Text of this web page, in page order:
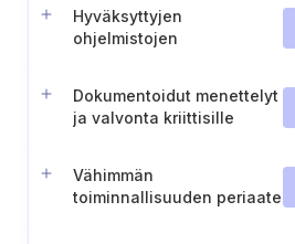
Hyväksyttyjen
ohjelmistojen
Dokumentoidut menettelyt
ja valvonta kriittisille
tietojärjestelmissä
Vähimmän
toiminnallisuuden periaate